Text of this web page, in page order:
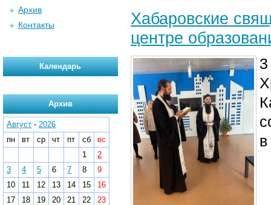
Хабаровские
центре
в
Архив
Контакты
Календарь
Архив
Август - 2026
пн
вт ср чт пт сб
вс
1
2
3
4 5 6 7 8
9
10
11 12 13 14 15
16
17
18 19 20 21 22
23